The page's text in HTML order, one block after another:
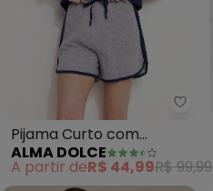
Pijama Curto com
Estampa (Azul Marinho e
Cinza)
ALMA DOLCE
A partir deR$ 44,99R$ 99,99